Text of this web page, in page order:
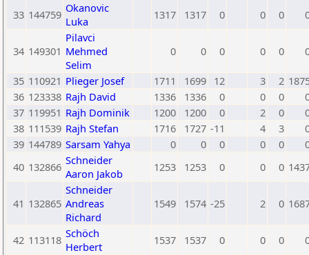
33 144759 Okanovic
Luka
1317 1317 0 0 0
34 149301
Pilavci
Mehmed
Selim
0 0 0 0 0
35 110921 Plieger Josef 1711 1699 12 3 2
36 123338 Rajh David 1336 1336 0 0 0
37 119951 Rajh Dominik 1200 1200 0 2 0
38 111539 Rajh Stefan 1716 1727 -11 4 3
39 144789 Sarsam Yahya 0 0 0 0 0
40 132866 Schneider
Aaron Jakob
1253 1253 0 0 0
41 132865
Schneider
Andreas
Richard
1549 1574 -25 2 0
42 113118 Schöch
Herbert
1537 1537 0 0 0